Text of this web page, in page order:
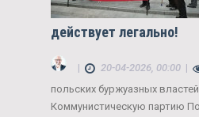
действует легально!
| 20-04-2026, 00:00 |
польских буржуазных
Коммунистическую партию